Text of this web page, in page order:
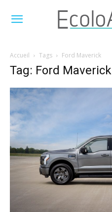
Accueil Tags Ford Maverick
Tag: Ford Maverick